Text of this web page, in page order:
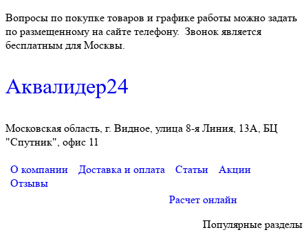
Вопросы по покупке товаров и графике работы можно задать
по размещенному на сайте телефону. Звонок является
бесплатным для Москвы.
Аквалидер24
Московская область, г. Видное, улица 8-я Линия, 13А, БЦ
"Спутник", офис 11
О компании Доставка и оплата Статьи
Акции
Отзывы
Расчет онлайн
Популярные разделы